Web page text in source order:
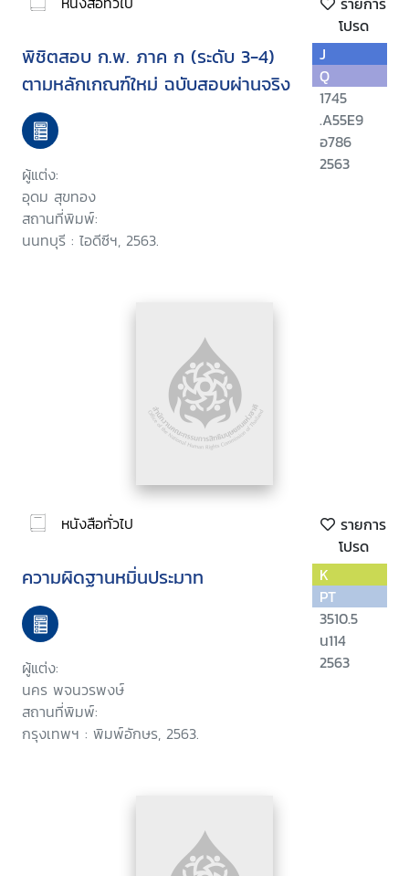
โปรด
พิชิตสอบ ก.พ. ภาค ก (ระดับ 3-4)
ตามหลักเกณฑ์ใหม่ ฉบับสอบผ่านจริง
ผู้แต่ง:
อุดม สุขทอง
สถานที่พิมพ์:
นนทบุรี : ไอดีซีฯ, 2563.
J
Q
1745
.A55E9
อ786
2563
หนังสือทั่วไป
รายการ
โปรด
ความผิดฐานหมิ่นประมาท
ผู้แต่ง:
นคร พจนวรพงษ์
สถานที่พิมพ์:
กรุงเทพฯ : พิมพ์อักษร, 2563.
K
PT
3510.5
น114
2563